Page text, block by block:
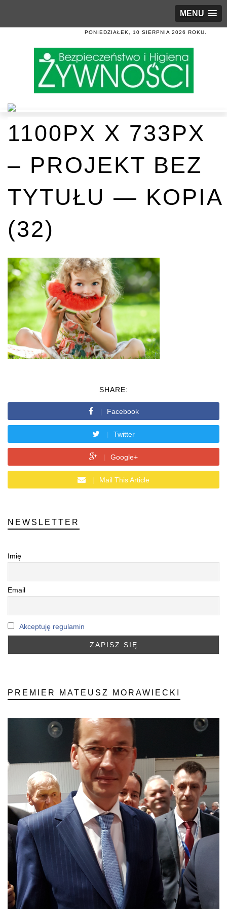
MENU
PONIEDZIAŁEK, 10 SIERPNIA 2026 ROKU.
1100PX X 733PX
– PROJEKT BEZ
TYTUŁU — KOPIA
(32)
SHARE:
Facebook
Twitter
Google+
Mail This Article
NEWSLETTER
Imię
Email
Akceptuję regulamin
PREMIER MATEUSZ MORAWIECKI